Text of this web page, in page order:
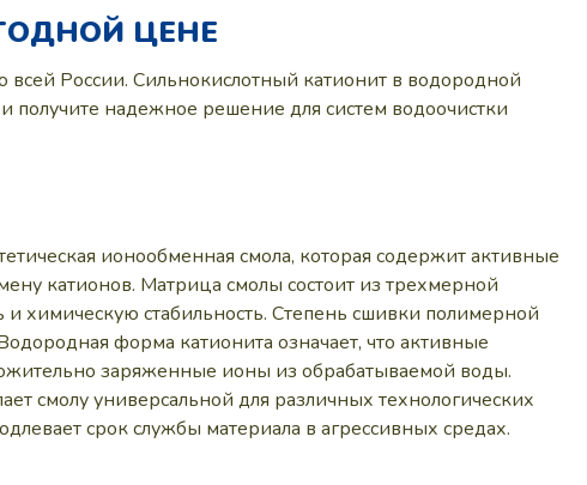
ЦЕНЕ
России. Сильнокислотный катионит в водородной
надежное решение для систем водоочистки
ионообменная смола, которая содержит активные
катионов. Матрица смолы состоит из трехмерной
и химическую стабильность. Степень сшивки полимерной
форма катионита означает, что активные
заряженные ионы из обрабатываемой воды.
смолу универсальной для различных технологических
срок службы материала в агрессивных средах.